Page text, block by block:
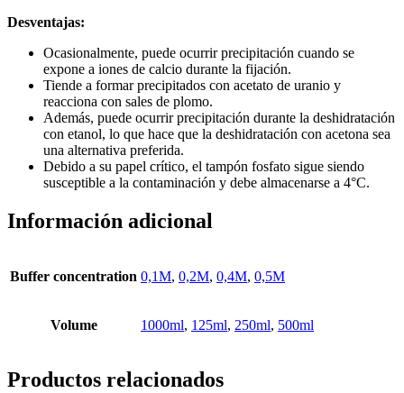
Desventajas:
Ocasionalmente, puede ocurrir precipitación cuando se
expone a iones de calcio durante la fijación.
Tiende a formar precipitados con acetato de uranio y
reacciona con sales de plomo.
Además, puede ocurrir precipitación durante la deshidratación
con etanol, lo que hace que la deshidratación con acetona sea
una alternativa preferida.
Debido a su papel crítico, el tampón fosfato sigue siendo
susceptible a la contaminación y debe almacenarse a 4°C.
Información adicional
Buffer concentration 0,1M, 0,2M, 0,4M, 0,5M
Volume 1000ml, 125ml, 250ml, 500ml
Productos relacionados